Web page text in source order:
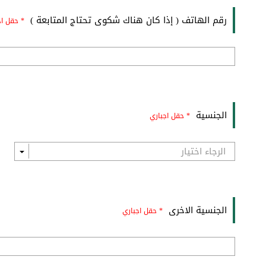
رقم الهاتف ( إذا كان هناك شكوى تحتاج المتابعة ) * حقل
الجنسية * حقل اجباري
الجنسية الاخرى * حقل اجباري